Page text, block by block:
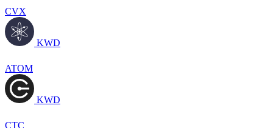
CVX
KWD
ATOM
KWD
CTC